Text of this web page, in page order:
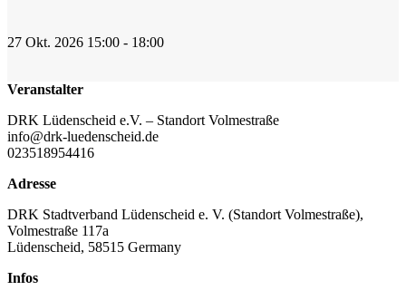
27 Okt. 2026 15:00 - 18:00
Veranstalter
DRK Lüdenscheid e.V. – Standort Volmestraße
info@drk-luedenscheid.de
023518954416
Adresse
DRK Stadtverband Lüdenscheid e. V. (Standort Volmestraße),
Volmestraße 117a
Lüdenscheid, 58515 Germany
Infos